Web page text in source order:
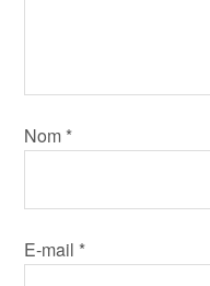
Nom *
E-mail *